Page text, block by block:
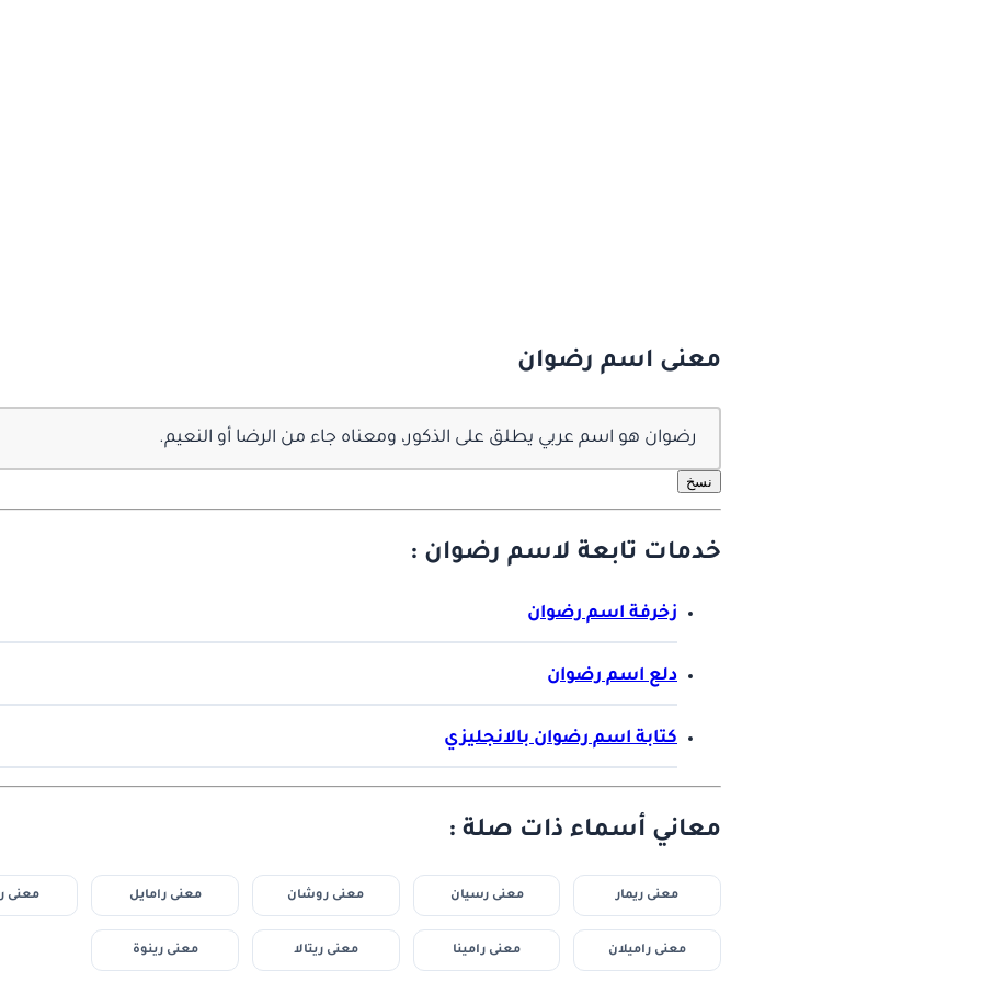
معنى اسم رضوان
رضوان هو اسم عربي يطلق على الذكور، ومعناه جاء من الرضا أو النعيم.
نسخ
خدمات تابعة لاسم رضوان :
زخرفة اسم رضوان
دلع اسم رضوان
كتابة اسم رضوان بالانجليزي
معاني أسماء ذات صلة :
معنى ريمار معنى رسيان معنى روشان معنى رامايل معنى
معنى راميلان معنى رامينا معنى ريتالا معنى رينوة